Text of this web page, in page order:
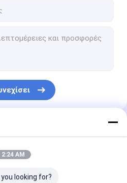
2:24 AM
looking for?